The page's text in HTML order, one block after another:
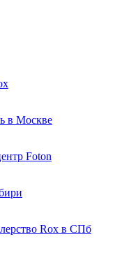
в Москве
Foton
Rox в СПб